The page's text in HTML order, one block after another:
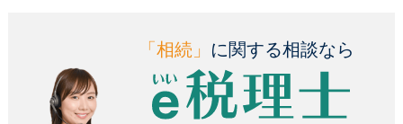
「相続」 に関する相談なら